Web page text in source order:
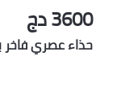
3600 دج
حذاء عصري